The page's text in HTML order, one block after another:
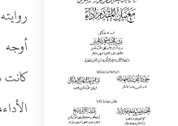
أوجه
كانت